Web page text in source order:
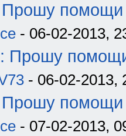
Прошу помощи
- 06-02-2013,
Прошу
- 06-02-2013,
Прошу помощи
- 07-02-2013,